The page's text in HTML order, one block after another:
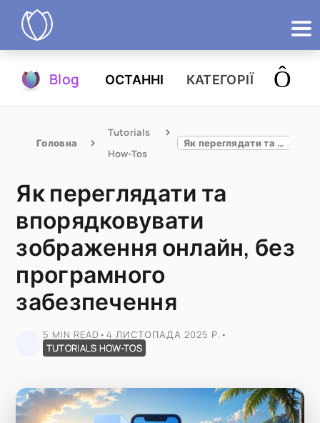
Спробувати
Blog ОСТАННІ КАТЕГОРІЇ
Головна
Tutorials
How-Tos
Як переглядати та впорядковувати зображення онлайн, без програмного забезпечення
Як переглядати та
впорядковувати
зображення онлайн, без
програмного
забезпечення
5 MIN READ • 4 ЛИСТОПАДА 2025 Р. •
TUTORIALS HOW-TOS